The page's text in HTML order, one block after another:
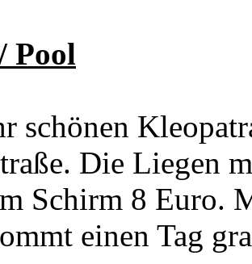
Pool
schönen
Die Liegen
Schirm 8 Euro.
einen Tag